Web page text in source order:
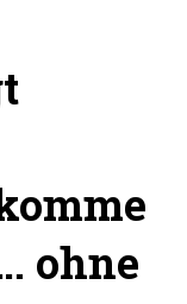
ohne